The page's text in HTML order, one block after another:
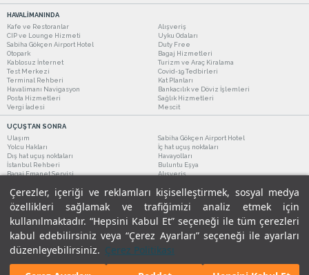
Çerezler, içeriği ve reklamları kişiselleştirmek, sosyal medya
özellikleri sağlamak ve trafiğimizi analiz etmek için
kullanılmaktadır. “Hepsini Kabul Et” seçeneği ile tüm çerezleri
kabul edebilirsiniz veya “Çerez Ayarları” seçeneği ile ayarları
düzenleyebilirsiniz. Çerez Politikası
HAVALİMANINDA
Kafe ve Restoranlar
Alışveriş
CIP ve Lounge Hizmeti
Uyku Odaları
Sabiha Gökçen Airport Hotel
Duty Free
Otopark
Bagaj Hizmetleri
Kablosuz İnternet
Turizm ve Araç Kiralama
Test Merkezi
Covid-19 Tedbirleri
Terminal Rehberi
Kat Planları
Havalimanı Navigasyon
Bankacılık ve Döviz İşlemleri
Posta Hizmetleri
Sağlık Hizmetleri
Vergi İadesi
Mescit
UÇUŞTAN SONRA
Ulaşım
Sabiha Gökçen Airport Hotel
Yolcu Hakları
İç hat uçuş noktaları
Dış hat uçuş noktaları
Havayolları
İstanbul Rehberi
Buluntu Eşya
Bagaj Emanet Servisi
Alışveriş